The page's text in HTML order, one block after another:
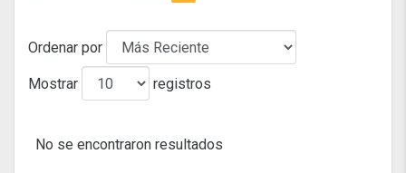
Ordenar por
Mostrar registros
No se encontraron resultados